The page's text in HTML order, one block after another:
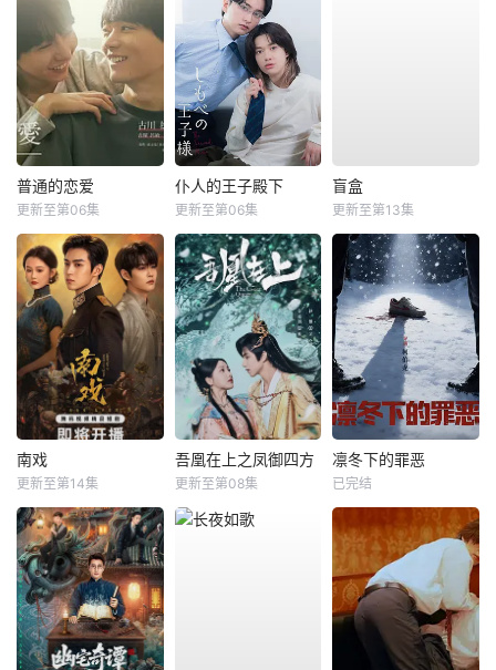
普通的恋爱
更新至第06集
仆人的王子殿下
更新至第06集
盲盒
更新至第13集
南戏
更新至第14集
吾凰在上之凤御四方
更新至第08集
凛冬下的罪恶
已完结